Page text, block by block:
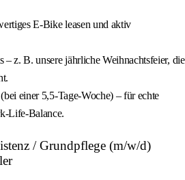
E-Bike leasen und aktiv
– z. B. unsere jährliche Weihnachtsfeier, die
einer 5,5-Tage-Woche) – für echte
Life-Balance.
/ Grundpflege (m/w/d)